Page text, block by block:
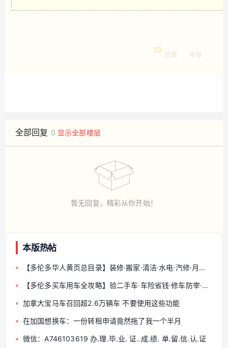
回复 举报
全部回复 0 显示全部楼层
暂无回复，精彩从你开始！
本版热帖
【多伦多华人黄页总目录】装修·搬家·清洁·水电·汽修·月嫂·会计律师 — 分类索引与发帖规范（收藏帖）
【多伦多买车用车全攻略】验二手车·车险省钱·修车防宰·罚单扣分·出事故怎么办
加拿大宝马车召回超2.6万辆车 不要使用这些功能
在加国想换车：一份转租申请竟然拖了我一个半月
微信：A746103619 办.理.毕.业. 证..成.绩. 单.留.信.认.证